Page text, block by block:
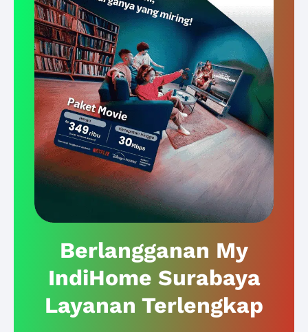
Berlangganan My
IndiHome Surabaya
Layanan Terlengkap